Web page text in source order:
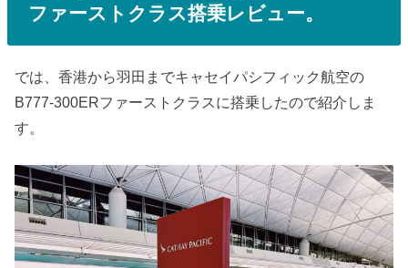
ファーストクラス搭乗レビュー。
では、香港から羽田までキャセイパシフィック航空の
B777-300ERファーストクラスに搭乗したので紹介しま
す。